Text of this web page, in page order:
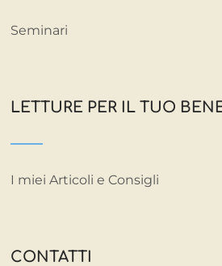
Seminari
LETTURE PER IL TUO
I miei Articoli e Consigli
CONTATTI